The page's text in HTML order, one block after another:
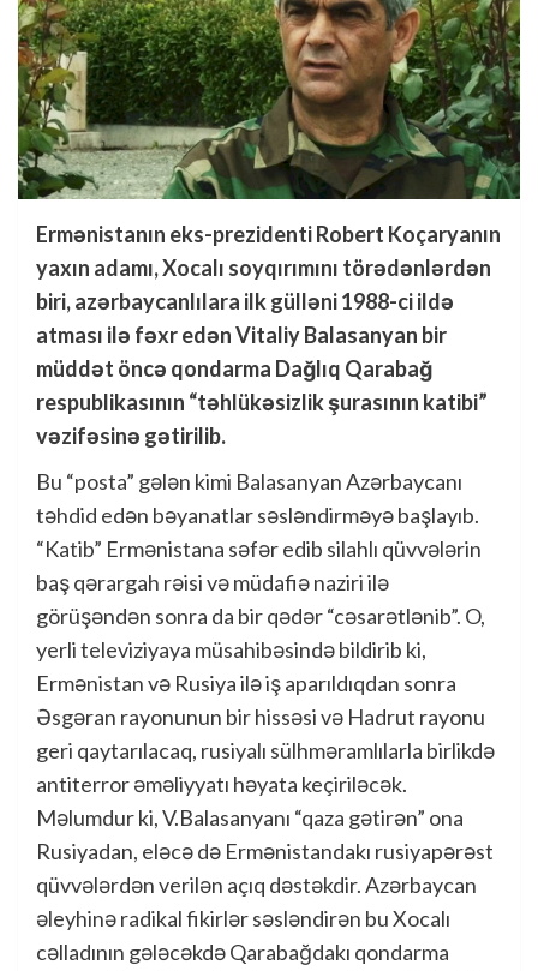
Ermənistanın eks-prezidenti Robert Koçaryanın
yaxın adamı, Xocalı soyqırımını törədənlərdən
biri, azərbaycanlılara ilk gülləni 1988-ci ildə
atması ilə fəxr edən Vitaliy Balasanyan bir
müddət öncə qondarma Dağlıq Qarabağ
respublikasının “təhlükəsizlik şurasının katibi”
vəzifəsinə gətirilib.
Bu “posta” gələn kimi Balasanyan Azərbaycanı
təhdid edən bəyanatlar səsləndirməyə başlayıb.
“Katib” Ermənistana səfər edib silahlı qüvvələrin
baş qərargah rəisi və müdafiə naziri ilə
görüşəndən sonra da bir qədər “cəsarətlənib”. O,
yerli televiziyaya müsahibəsində bildirib ki,
Ermənistan və Rusiya ilə iş aparıldıqdan sonra
Əsgəran rayonunun bir hissəsi və Hadrut rayonu
geri qaytarılacaq, rusiyalı sülhməramlılarla birlikdə
antiterror əməliyyatı həyata keçiriləcək.
Məlumdur ki, V.Balasanyanı “qaza gətirən” ona
Rusiyadan, eləcə də Ermənistandakı rusiyapərəst
qüvvələrdən verilən açıq dəstəkdir. Azərbaycan
əleyhinə radikal fikirlər səsləndirən bu Xocalı
cəlladının gələcəkdə Qarabağdakı qondarma